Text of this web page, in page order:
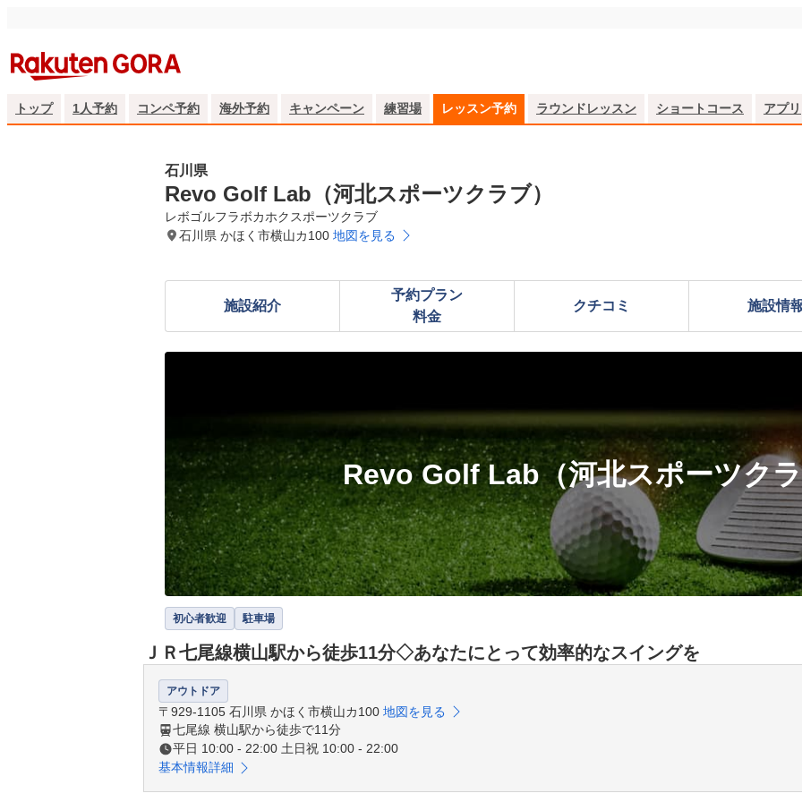
トップ 1人予約 コンペ予約 海外予約 キャンペーン 練習場 レッスン予約 ラウンドレッスン ショートコース アプリ
石川県
Revo Golf Lab（河北スポーツクラブ）
レボゴルフラボカホクスポーツクラブ
石川県 かほく市横山カ100 地図を見る
施設紹介
予約プラン
料金
クチコミ 施設情
Revo Golf Lab（河北スポーツク
初心者歓迎 駐車場
ＪＲ七尾線横山駅から徒歩11分◇あなたにとって効率的なスイングを
アウトドア
〒929-1105 石川県 かほく市横山カ100 地図を見る
七尾線 横山駅から徒歩で11分
平日 10:00 - 22:00 土日祝 10:00 - 22:00
基本情報詳細